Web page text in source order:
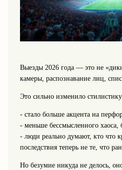
Выезды 2026 года — это не
камеры, распознавание лиц,
Это сильно изменило
- стало больше акцента на
- меньше бессмысленного хаоса,
- люди реально думают, кто что
последствия теперь не те, что
Но безумие никуда не делось,